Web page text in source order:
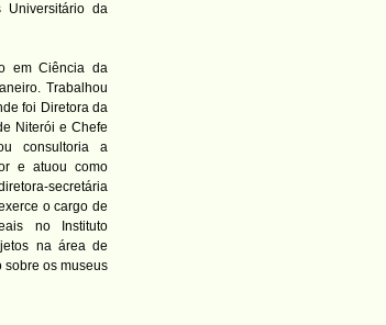
Universitário da
em Ciência da
Trabalhou
foi Diretora da
Niterói e Chefe
consultoria a
e atuou como
secretária
o cargo de
no Instituto
na área de
sobre os museus